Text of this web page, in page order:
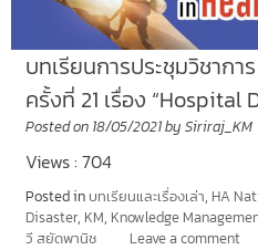
บทเรียนการประชุมวิชาก
ครั้งที่ 21 เรื่อง “Hospital
Posted on 18/05/2021by Siriraj_KM
Views : 704
Posted in บทเรียนและเรื่องเล่า, HA
Disaster, KM, Knowledge
วี สยัดพานิช
Leave a comment